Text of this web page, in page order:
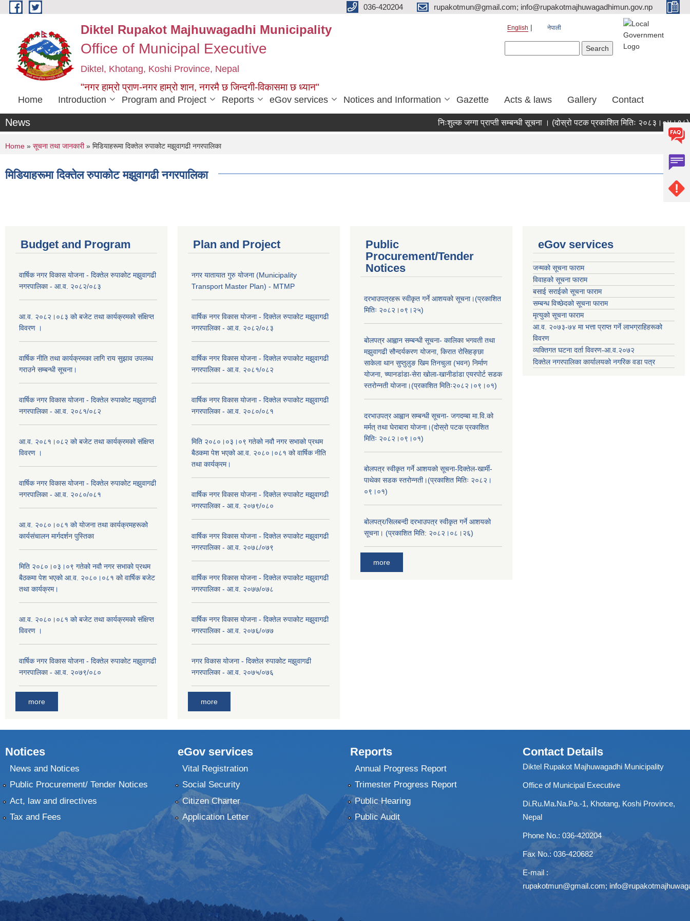
Skip to main content 036-420204 rupakotmun@gmail.com; info@rupakotmajhuwagadhimun.gov.np
Diktel Rupakot Majhuwagadhi Municipality
Office of Municipal Executive
Diktel, Khotang, Koshi Province, Nepal
"नगर हाम्रो प्राण-नगर हाम्रो शान, नगरमै छ जिन्दगी-विकासमा छ ध्यान"
English नेपाली
Home Introduction Program and Project Reports eGov services Notices and Information Gazette Acts & laws Gallery Contact
News निःशुल्क जग्गा प्राप्ती सम्बन्धी सूचना । (दोस्रो पटक प्रकाशित मितिः २०८३।०४।१८)
You are here
Home » सूचना तथा जानकारी» मिडियाहरूमा दिक्तेल रुपाकोट मझुवागढी नगरपालिका
मिडियाहरूमा दिक्तेल रुपाकोट मझुवागढी नगरपालिका
Budget and Program
वार्षिक नगर विकास योजना - दिक्तेल रुपाकोट मझुवागढी
नगरपालिका - आ.व. २०८२/०८३
आ.व. २०८२।०८३ को बजेट तथा कार्यक्रमको संक्षिप्त
विवरण ।
वार्षिक नीति तथा कार्यक्रमका लागि राय सुझाव उपलब्ध
गराउने सम्बन्धी सूचना।
वार्षिक नगर विकास योजना - दिक्तेल रुपाकोट मझुवागढी
नगरपालिका - आ.व. २०८१/०८२
आ.व. २०८१।०८२ को बजेट तथा कार्यक्रमको संक्षिप्त
विवरण ।
वार्षिक नगर विकास योजना - दिक्तेल रुपाकोट मझुवागढी
नगरपालिका - आ.व. २०८०/०८१
आ.व. २०८०।०८१ को योजना तथा कार्यक्रमहरूको
कार्यसंचालन मार्गदर्शन पुस्तिका
मिति २०८०।०३।०९ गतेको नवौ नगर सभाको प्रथम
बैठकमा पेश भएको आ.व. २०८०।०८१ को वार्षिक बजेट
तथा कार्यक्रम।
आ.व. २०८०।०८१ को बजेट तथा कार्यक्रमको संक्षिप्त
विवरण ।
वार्षिक नगर विकास योजना - दिक्तेल रुपाकोट मझुवागढी
नगरपालिका - आ.व. २०७९/०८०
more
Plan and Project
नगर यातायात गुरु योजना (Municipality
Transport Master Plan) - MTMP
वार्षिक नगर विकास योजना - दिक्तेल रुपाकोट मझुवागढी
नगरपालिका - आ.व. २०८२/०८३
वार्षिक नगर विकास योजना - दिक्तेल रुपाकोट मझुवागढी
नगरपालिका - आ.व. २०८१/०८२
वार्षिक नगर विकास योजना - दिक्तेल रुपाकोट मझुवागढी
नगरपालिका - आ.व. २०८०/०८१
मिति २०८०।०३।०९ गतेको नवौ नगर सभाको प्रथम
बैठकमा पेश भएको आ.व. २०८०।०८१ को वार्षिक नीति
तथा कार्यक्रम।
वार्षिक नगर विकास योजना - दिक्तेल रुपाकोट मझुवागढी
नगरपालिका - आ.व. २०७९/०८०
वार्षिक नगर विकास योजना - दिक्तेल रुपाकोट मझुवागढी
नगरपालिका - आ.व. २०७८/०७९
वार्षिक नगर विकास योजना - दिक्तेल रुपाकोट मझुवागढी
नगरपालिका - आ.व. २०७७/०७८
वार्षिक नगर विकास योजना - दिक्तेल रुपाकोट मझुवागढी
नगरपालिका - आ.व. २०७६/०७७
नगर विकास योजना - दिक्तेल रुपाकोट मझुवागढी
नगरपालिका - आ.व. २०७५/०७६
more
Public
Procurement/Tender
Notices
दरभाउपत्रहरू स्वीकृत गर्ने आशयको सूचना।(प्रकाशित
मितिः २०८२।०९।२५)
बोलपत्र आह्वान सम्बन्धी सूचना- कालिका भगवती तथा
मझुवागढी सौन्दर्यकरण योजना, किरात रोसिहङ्छा
साकेला थान सुप्तुलुङ खिम तिनचुला (भवन) निर्माण
योजना, च्यानडांडा-सेरा खोला-खानीडांडा एयरपोर्ट सडक
स्तरोन्नती योजना।(प्रकाशित मितिः२०८२।०९।०१)
दरभाउपत्र आह्वान सम्बन्धी सूचना- जगदम्बा मा.वि.को
मर्मत् तथा घेराबारा योजना।(दोस्रो पटक प्रकाशित
मितिः २०८२।०९।०१)
बोलपत्र स्वीकृत गर्ने आशयको सूचना-दिक्तेल-खार्मी-
पाथेका सडक स्तरोन्नती।(प्रकाशित मितिः २०८२।
०९।०१)
बोलपत्र/सिलबन्दी दरभाउपत्र स्वीकृत गर्ने आशयको
सूचना। (प्रकाशित मिति: २०८२।०८।२६)
more
eGov services
जन्मको सूचना फाराम
विवाहको सूचना फाराम
बसाई सराईको सूचना फाराम
सम्बन्ध विच्छेदको सूचना फाराम
मृत्युको सूचना फाराम
आ.व. २०७३-७४ मा भत्ता प्राप्त गर्ने लाभग्राहिहरूको
विवरण
व्यक्तिगत घटना दर्ता विवरण-आ.व.२०७२
दिक्तेल नगरपालिका कार्यालयको नगरिक वडा पत्र
Notices
News and Notices
Public Procurement/ Tender Notices
Act, law and directives
Tax and Fees
eGov services
Vital Registration
Social Security
Citizen Charter
Application Letter
Reports
Annual Progress Report
Trimester Progress Report
Public Hearing
Public Audit
Contact Details
Diktel Rupakot Majhuwagadhi Municipality
Office of Municipal Executive
Di.Ru.Ma.Na.Pa.-1, Khotang, Koshi Province,
Nepal
Phone No.: 036-420204
Fax No.: 036-420682
E-mail :
rupakotmun@gmail.com;